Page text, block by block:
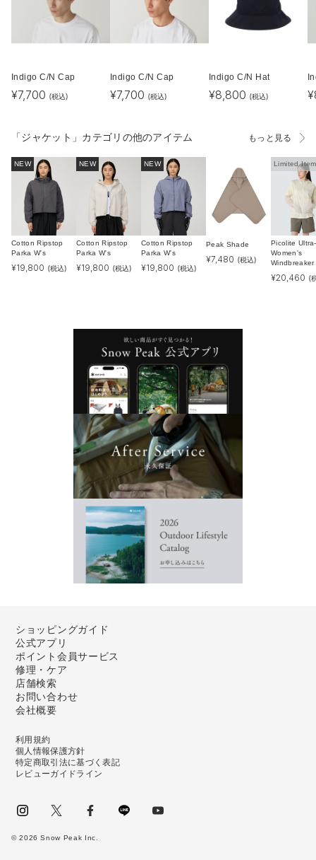
Indigo C/N Cap
¥7,700 (税込)
Indigo C/N Cap
¥7,700 (税込)
Indigo C/N Hat
¥8,800 (税込) ¥
「ジャケット」カテゴリの他のアイテム もっと見る
NEW
Cotton Ripstop
Parka W's
¥19,800 (税込)
NEW
Cotton Ripstop
Parka W's
¥19,800 (税込)
NEW
Cotton Ripstop
Parka W's
¥19,800 (税込)
Peak Shade
¥7,480 (税込)
Limited Item
Picolite
Women's
Windbreaker
¥20,460 (
ショッピングガイド
公式アプリ
ポイント会員サービス
修理・ケア
店舗検索
お問い合わせ
会社概要
利用規約
個人情報保護方針
特定商取引法に基づく表記
レビューガイドライン
©2026 Snow Peak Inc.